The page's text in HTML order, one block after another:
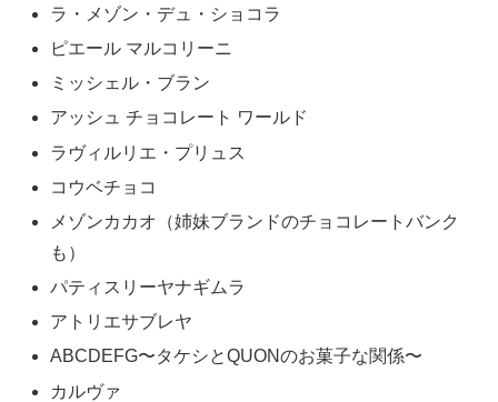
ラ・メゾン・デュ・ショコラ
ピエール マルコリーニ
ミッシェル・ブラン
アッシュ チョコレート ワールド
ラヴィルリエ・プリュス
コウベチョコ
メゾンカカオ（姉妹ブランドのチョコレートバンク
も）
パティスリーヤナギムラ
アトリエサブレヤ
ABCDEFG〜タケシとQUONのお菓子な関係〜
カルヴァ